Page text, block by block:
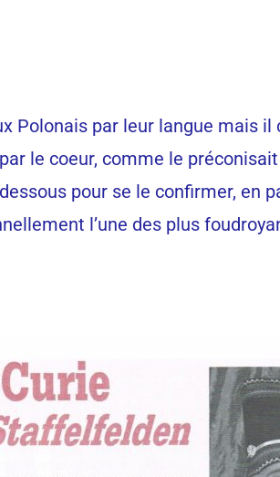
Polonais par leur langue mais il
le coeur, comme le préconisait
pour se le confirmer, en
l’une des plus